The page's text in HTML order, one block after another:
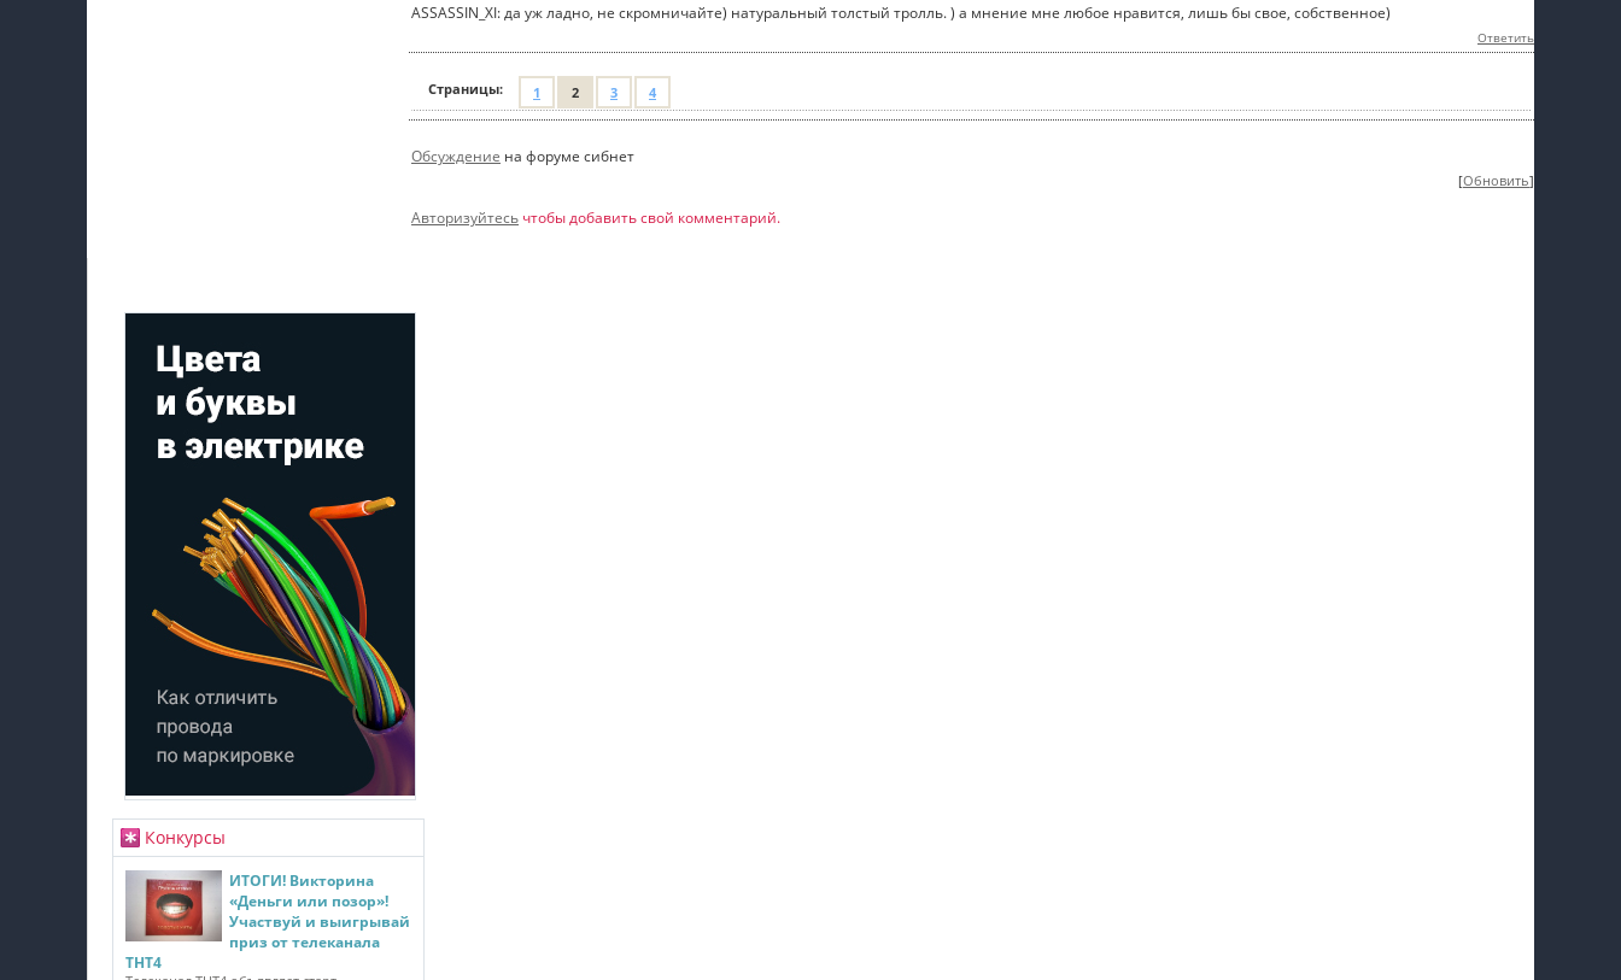
ASSASSIN_XI: да уж ладно, не скромничайте) натуральный толстый тролль. ) а мнение мне любое нравится, лишь бы свое, собственное)
Ответить
Страницы: 1 2 3 4
Обсуждение на форуме сибнет
[Обновить]
Авторизуйтесь чтобы добавить свой комментарий.
Конкурсы
ИТОГИ! Викторина
«Деньги или позор»!
Участвуй и выигрывай
приз от телеканала
ТНТ4